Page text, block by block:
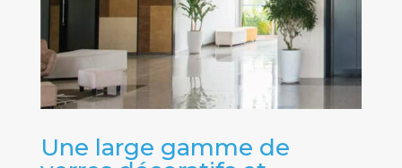
Une large gamme de